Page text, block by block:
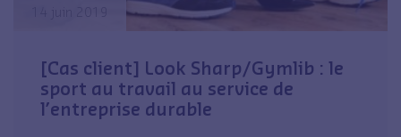
[Cas client] Look Sharp/Gymlib : le
sport au travail au service de
l’entreprise durable